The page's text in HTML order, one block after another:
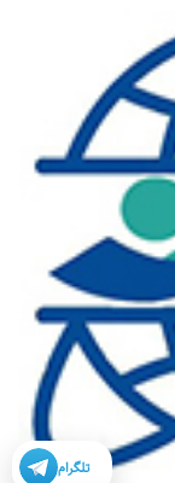
تلگرام